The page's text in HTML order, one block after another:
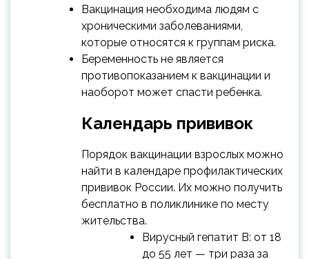
Вакцинация необходима людям с
хроническими заболеваниями,
которые относятся к группам риска.
Беременность не является
противопоказанием к вакцинации и
наоборот может спасти ребенка.
Календарь прививок
Порядок вакцинации взрослых можно
найти в календаре профилактических
прививок России. Их можно получить
бесплатно в поликлинике по месту
жительства.
Вирусный гепатит B: от 18
до 55 лет — три раза за